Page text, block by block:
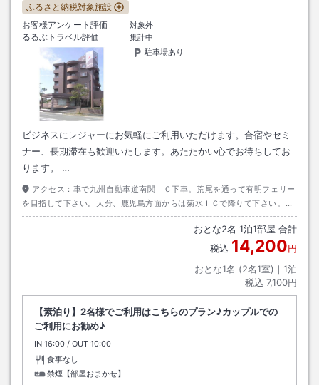
ふるさと納税対象施設
お客様アンケート評価
対象外
るるぶトラベル評価
集計中
駐車場あり
ビジネスにレジャーにお気軽にご利用いただけます。合宿やセミ
ナー、長期滞在も歓迎いたします。あたたかい心でお待ちしてお
ります。 …
アクセス： 車で九州自動車道南関ＩＣ下車。荒尾を通って有明フェリー
を目指して下さい。大分、鹿児島方面からは菊水ＩＣで降りて下さい。飛
行機、新幹線共に福岡で降りてＪＲ鹿児島線で長洲駅下車。
おとな2名 1泊1部屋 合計
税込 14,200円
おとな1名 (2名1室)｜ 1泊
税込 7,100円
【素泊り】2名様でご利用はこちらのプラン♪カップルでの
ご利用にお勧め♪
IN チェックイン
16:00 / OUT チェックアウト
10:00
食事なし
禁煙【部屋おまかせ】